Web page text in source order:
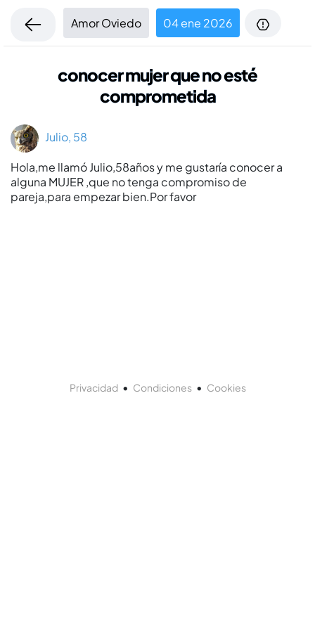
Amor Oviedo 04 ene 2026
conocer mujer que no esté
comprometida
Julio, 58
Hola,me llamó Julio,58años y me gustaría conocer a
alguna MUJER ,que no tenga compromiso de
pareja,para empezar bien.Por favor
Privacidad• Condiciones• Cookies